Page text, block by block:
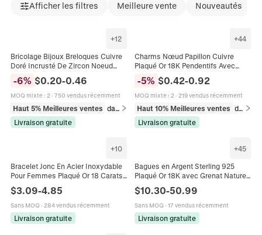
Afficher les filtres Meilleure vente Nouveautés
+12
Bricolage Bijoux Breloques Cuivre
Doré Incrusté De Zircon Noeud
Coeur Trèfle Étoile Lune Formes
Pour Bracelet
-6% $0.20-0.46
MOQ mixte: 2· 750 vendus récemment
Haut 5% Meilleures ventes
dans Breloques
Livraison gratuite
+44
Charms Nœud Papillon Cuivre
Plaqué Or 18K Pendentifs Avec
Zircon Et Künstliche Perle Pour
Création De Bijoux Collier Boucles
Oreilles
-5% $0.42-0.92
MOQ mixte: 2· 219 vendus récemment
Haut 10% Meilleures ventes
dans Breloques
Livraison gratuite
+10
Bracelet Jonc En Acier Inoxydable
Pour Femmes Plaqué Or 18 Carats
Style Ins Ouvert Coquillage Nœud
Géométrique
$3.09-4.85
Sans MOQ · 284 vendus récemment
Livraison gratuite
+45
Bagues en Argent Sterling 925
Plaqué Or 18K avec Grenat Naturel
pour Femme Minimaliste Vintage
Pierre Rouge Serpent Cœur Bagues
Réglables
$10.30-50.99
Sans MOQ · 17 vendus récemment
Livraison gratuite